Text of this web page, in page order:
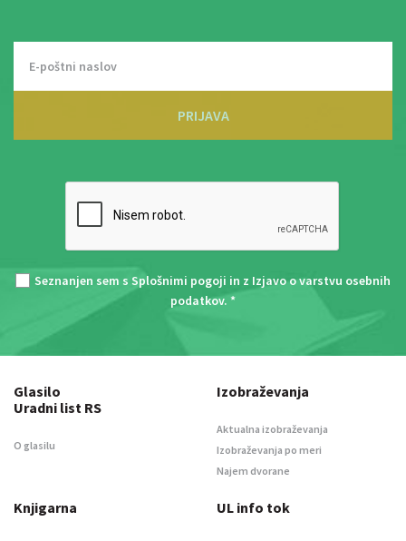
PRIJAVA
Seznanjen sem s Splošnimi pogoji in z Izjavo o varstvu osebnih
podatkov. *
Glasilo
Uradni list RS
O glasilu
Izobraževanja
Aktualna izobraževanja
Izobraževanja po meri
Najem dvorane
Knjigarna UL info tok